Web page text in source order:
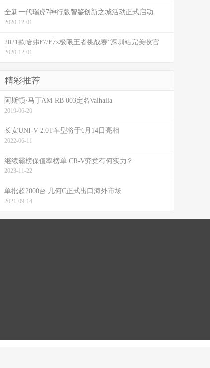
全新一代瑞虎7神行版智鉴创新之城活动正式启动
2020-12-01
2021款哈弗F7/F7x极限王者挑战赛”深圳站完美收官
2020-12-01
精彩推荐
阿斯顿·马丁AM-RB 003定名Valhalla
2019-06-20
长安UNI-V 2.0T车型将于6月14日亮相
2022-06-11
继续霸榜保值率榜单 CR-V究竟有何实力？
2023-11-22
单批超2000台 几何C正式出口海外市场
2021-09-14